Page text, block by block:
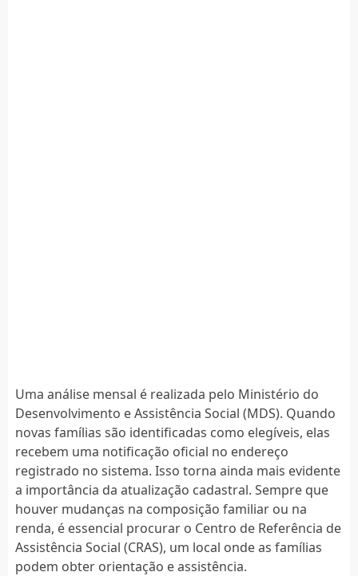
Uma análise mensal é realizada pelo Ministério do
Desenvolvimento e Assistência Social (MDS). Quando
novas famílias são identificadas como elegíveis, elas
recebem uma notificação oficial no endereço
registrado no sistema. Isso torna ainda mais evidente
a importância da atualização cadastral. Sempre que
houver mudanças na composição familiar ou na
renda, é essencial procurar o Centro de Referência de
Assistência Social (CRAS), um local onde as famílias
podem obter orientação e assistência.